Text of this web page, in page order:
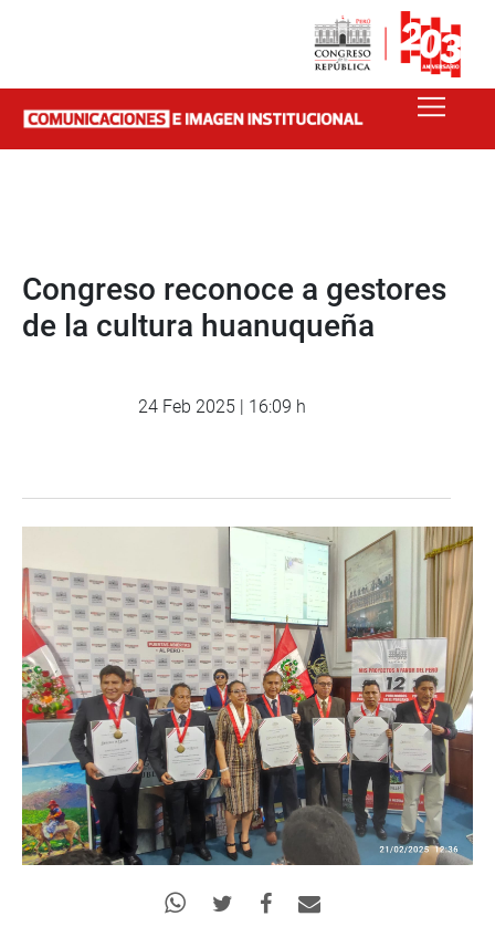
Congreso reconoce a gestores
de la cultura huanuqueña
24 Feb 2025 | 16:09 h